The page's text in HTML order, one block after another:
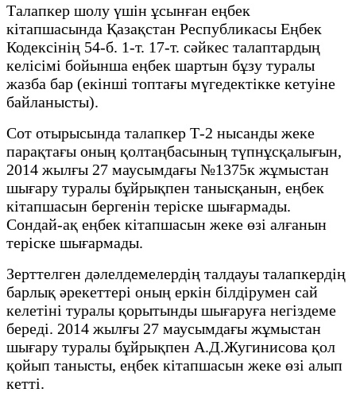
Талапкер шолу үшін ұсынған еңбек
кітапшасында Қазақстан Республикасы Еңбек
Кодексінің 54-б. 1-т. 17-т. сәйкес талаптардың
келісімі бойынша еңбек шартын бұзу туралы
жазба бар (екінші топтағы мүгедектікке кетуіне
байланысты).
Сот отырысында талапкер Т-2 нысанды жеке
парақтағы оның қолтаңбасының түпнұсқалығын,
2014 жылғы 27 маусымдағы №1375к жұмыстан
шығару туралы бұйрықпен танысқанын, еңбек
кітапшасын бергенін теріске шығармады.
Сондай-ақ еңбек кітапшасын жеке өзі алғанын
теріске шығармады.
Зерттелген дәлелдемелердің талдауы талапкердің
барлық әрекеттері оның еркін білдірумен сай
келетіні туралы қорытынды шығаруға негіздеме
береді. 2014 жылғы 27 маусымдағы жұмыстан
шығару туралы бұйрықпен А.Д.Жугинисова қол
қойып танысты, еңбек кітапшасын жеке өзі алып
кетті.